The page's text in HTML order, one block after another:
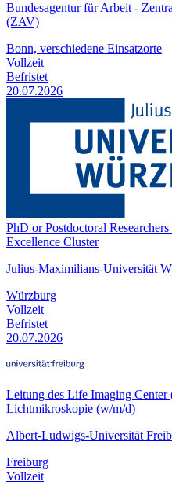
Bundesagentur für Arbeit -
(ZAV)
Bonn, verschiedene Einsatzorte
Vollzeit
Befristet
20.07.2026
PhD or Postdoctoral
Excellence Cluster
Julius-Maximilians-Universität
Würzburg
Vollzeit
Befristet
20.07.2026
Leitung des Life Imaging
Lichtmikroskopie (w/m/d)
Albert-Ludwigs-Universität
Freiburg
Vollzeit